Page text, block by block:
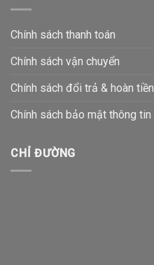
Chính sách thanh toán
Chính sách vận chuyển
Chính sách đổi trả & hoàn tiền
Chính sách bảo mật thông tin
CHỈ ĐƯỜNG